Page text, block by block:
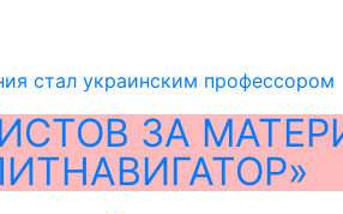
стал украинским профессором
ЗА